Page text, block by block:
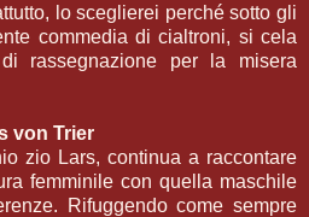
lo sceglierei perché sotto gli
commedia di cialtroni, si cela
rassegnazione per la misera
von Trier
zio Lars, continua a raccontare
femminile con quella maschile
Rifuggendo come sempre